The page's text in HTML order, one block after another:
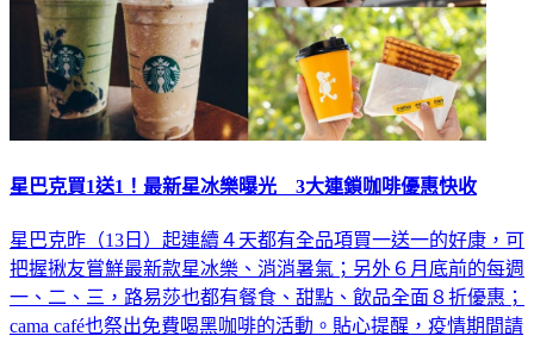
星巴克買1送1！最新星冰樂曝光 3大連鎖咖啡優惠快收
星巴克昨（13日）起連續４天都有全品項買一送一的好康，可
把握揪友嘗鮮最新款星冰樂、消消暑氣；另外６月底前的每週
一、二、三，路易莎也都有餐食、甜點、飲品全面８折優惠；
cama café也祭出免費喝黑咖啡的活動。貼心提醒，疫情期間請